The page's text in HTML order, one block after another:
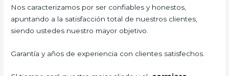
Nos caracterizamos por ser confiables y honestos,
apuntando a la satisfacción total de nuestros clientes,
siendo ustedes nuestro mayor objetivo.
Garantía y años de experiencia con clientes satisfechos.